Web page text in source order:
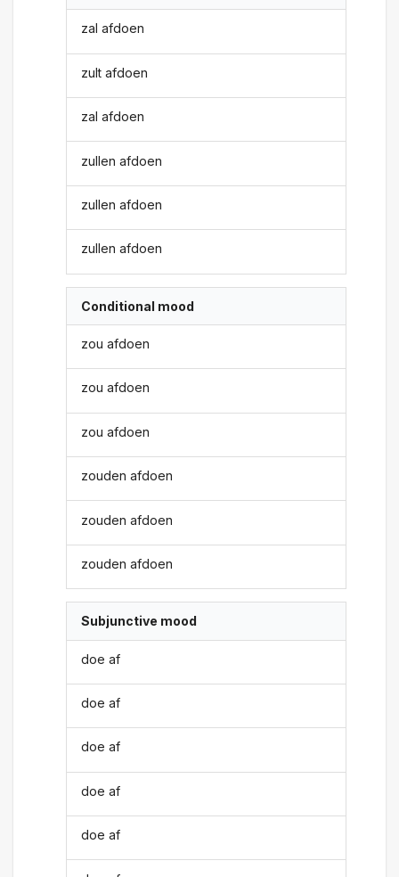
zal afdoen
zult afdoen
zal afdoen
zullen afdoen
zullen afdoen
zullen afdoen
Conditional mood
zou afdoen
zou afdoen
zou afdoen
zouden afdoen
zouden afdoen
zouden afdoen
Subjunctive mood
doe af
doe af
doe af
doe af
doe af